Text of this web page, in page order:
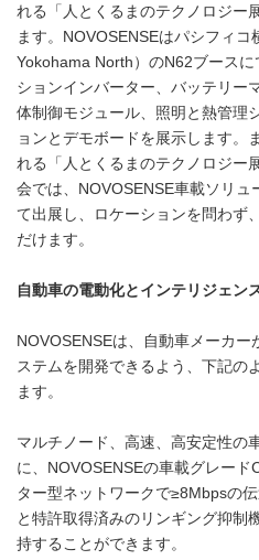
れる「人とくるまのテクノロジー
ます。NOVOSENSEはパシフィコ
Yokohama North）のN62ブース
ションインバーター、バッテリー
体制御モジュール、照明と熱管理
ョンとデモボードを展示します。
れる「人とくるまのテクノロジー
会では、NOVOSENSE車載ソリ
て出展し、ロケーションを問わず
だけます。
自動車の電動化とインテリジェン
NOVOSENSEは、自動車メーカ
ステムを開発できるよう、下記の
ます。
マルチノード、高速、高安定性の
に、NOVOSENSEの車載グレード
ター型ネットワークで≥8Mbpsの
と特許取得済みのリンギング抑制
持することができます。